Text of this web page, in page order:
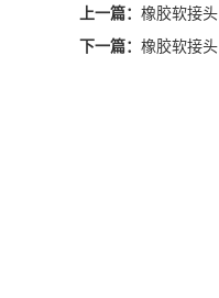
上一篇： 橡胶软接头
下一篇： 橡胶软接头